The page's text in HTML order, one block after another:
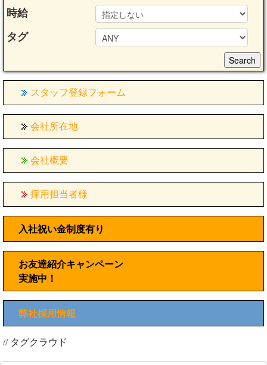
時給
タグ
スタッフ登録フォーム
会社所在地
会社概要
採用担当者様
入社祝い金制度有り
お友達紹介キャンペーン
実施中！
弊社採用情報
// タグクラウド